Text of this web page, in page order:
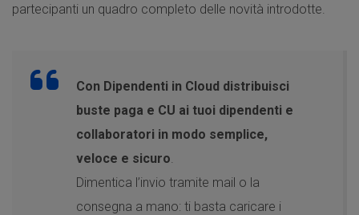
partecipanti un quadro completo delle novità introdotte.
Con Dipendenti in Cloud distribuisci
buste paga e CU ai tuoi dipendenti e
collaboratori in modo semplice,
veloce e sicuro.
Dimentica l’invio tramite mail o la
consegna a mano: ti basta caricare i